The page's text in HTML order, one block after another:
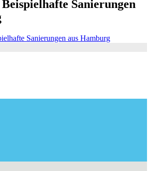
Sanierungen